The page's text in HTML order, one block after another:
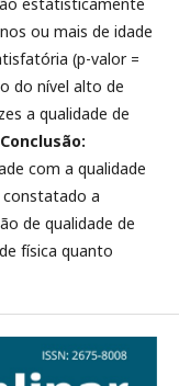
ou mais de idade
(p-valor =
do nível alto de
a qualidade de
Conclusão:
com a qualidade
a
de qualidade de
física quanto